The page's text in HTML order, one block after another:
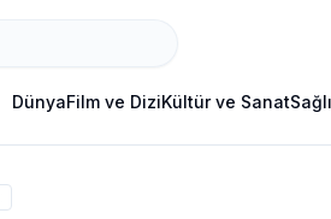
DünyaFilm ve DiziKültür ve Sanat